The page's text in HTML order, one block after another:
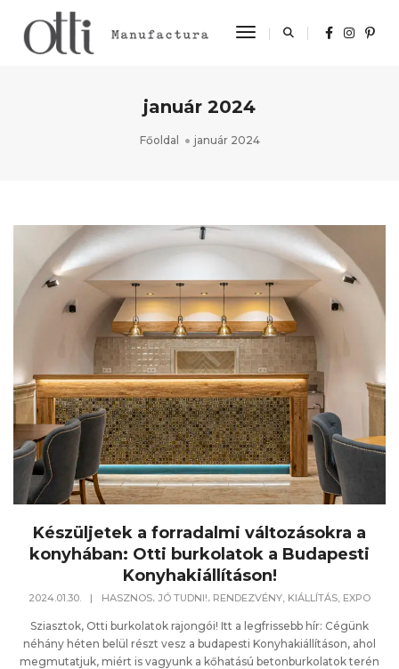
Toggle Navigation
január 2024
Főoldal január 2024
Készüljetek a forradalmi változásokra a
konyhában: Otti burkolatok a Budapesti
Konyhakiállításon!
2024.01.30. | HASZNOS JÓ TUDNI! RENDEZVÉNY, KIÁLLÍTÁS, EXPO
Sziasztok, Otti burkolatok rajongói! Itt a legfrissebb hír: Cégünk
néhány héten belül részt vesz a budapesti Konyhakiállításon, ahol
megmutatjuk, miért is vagyunk a kőhatású betonburkolatok terén